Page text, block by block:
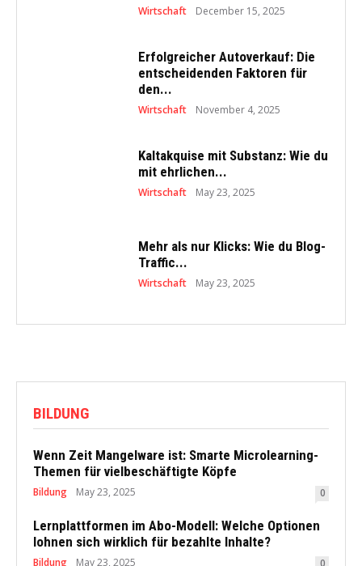
Wirtschaft December 15, 2025
Erfolgreicher Autoverkauf: Die
entscheidenden Faktoren für
den...
Wirtschaft November 4, 2025
Kaltakquise mit Substanz: Wie du
mit ehrlichen...
Wirtschaft May 23, 2025
Mehr als nur Klicks: Wie du Blog-
Traffic...
Wirtschaft May 23, 2025
BILDUNG
Wenn Zeit Mangelware ist: Smarte Microlearning-
Themen für vielbeschäftigte Köpfe
Bildung May 23, 2025 0
Lernplattformen im Abo-Modell: Welche Optionen
lohnen sich wirklich für bezahlte Inhalte?
Bildung May 23, 2025 0